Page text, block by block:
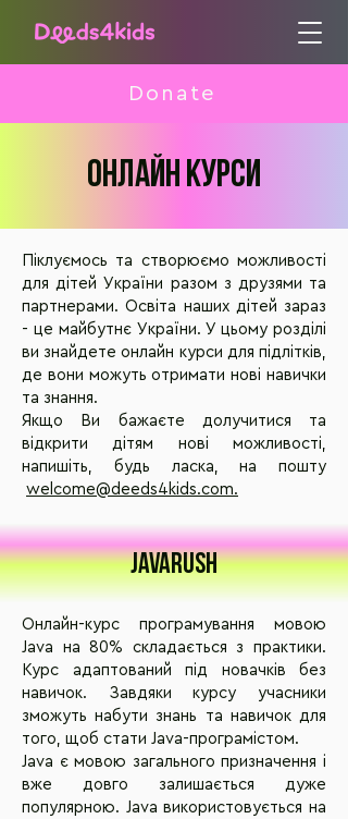
Donate
Онлайн курси
Піклуємось та створюємо можливості
для дітей України разом з друзями та
партнерами. Освіта наших дітей зараз
- це майбутнє України. У цьому розділі
ви знайдете онлайн курси для підлітків,
де вони можуть отримати нові навички
та знання.
Якщо Ви бажаєте долучитися та
відкрити дітям нові можливості,
напишіть, будь ласка, на пошту
welcome@deeds4kids.com.
Javarush
Онлайн-курс програмування мовою
Java на 80% складається з практики.
Курс адаптований під новачків без
навичок. Завдяки курсу учасники
зможуть набути знань та навичок для
того, щоб стати Java-програмістом.
Java є мовою загального призначення і
вже довго залишається дуже
популярною. Java використовується на